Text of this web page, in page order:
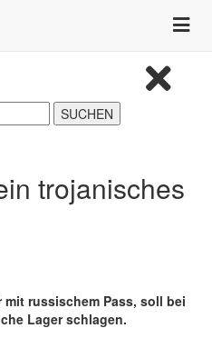
Toggle
trojanisches
mit russischem Pass, soll bei
Lager schlagen.